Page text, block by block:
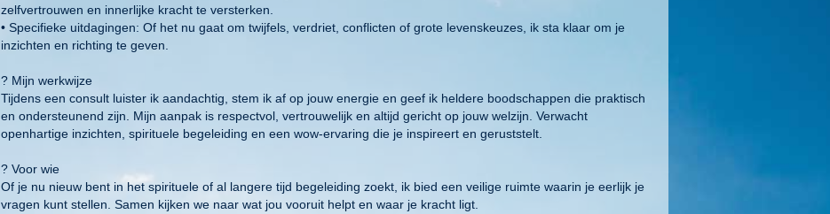
zelfvertrouwen en innerlijke kracht te versterken.
• Specifieke uitdagingen: Of het nu gaat om twijfels, verdriet, conflicten of grote levenskeuzes, ik sta klaar om je
inzichten en richting te geven.
? Mijn werkwijze
Tijdens een consult luister ik aandachtig, stem ik af op jouw energie en geef ik heldere boodschappen die praktisch
en ondersteunend zijn. Mijn aanpak is respectvol, vertrouwelijk en altijd gericht op jouw welzijn. Verwacht
openhartige inzichten, spirituele begeleiding en een wow-ervaring die je inspireert en geruststelt.
? Voor wie
Of je nu nieuw bent in het spirituele of al langere tijd begeleiding zoekt, ik bied een veilige ruimte waarin je eerlijk je
vragen kunt stellen. Samen kijken we naar wat jou vooruit helpt en waar je kracht ligt.